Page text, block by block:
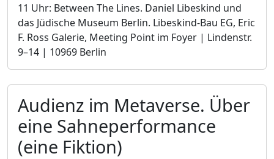
11 Uhr: Between The Lines. Daniel Libeskind und
das Jüdische Museum Berlin.­ Libeskind-Bau EG, Eric
F. Ross Galerie, Meeting Point im Foyer | Lindenstr.
9–14 | 10969 Berlin
Audienz im Metaverse. Über
eine Sahneperformance
(eine Fiktion)